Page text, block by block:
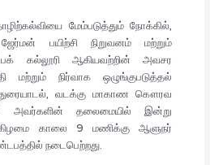
மேம்படுத்தும் நோக்கில்,
பயிற்சி நிறுவனம் மற்றும்
கல்லூரி ஆகியவற்றின் அவசர
மற்றும் நிர்வாக ஒழுங்குபடுத்தல்
வடக்கு மாகாண கௌரவ
அவர்களின் தலைமையில் இன்று
காலை 9 மணிக்கு ஆளுநர்
நடைபெற்றது.